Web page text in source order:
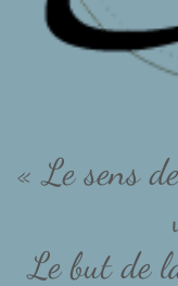
« Le sens
Le but de